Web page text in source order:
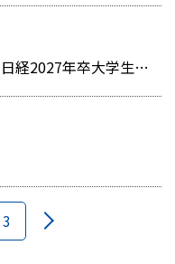
三浦工業株式会社が「マイナビ・⽇経2027年卒⼤学⽣就職企業⼈気ランキング」にランクイン
3